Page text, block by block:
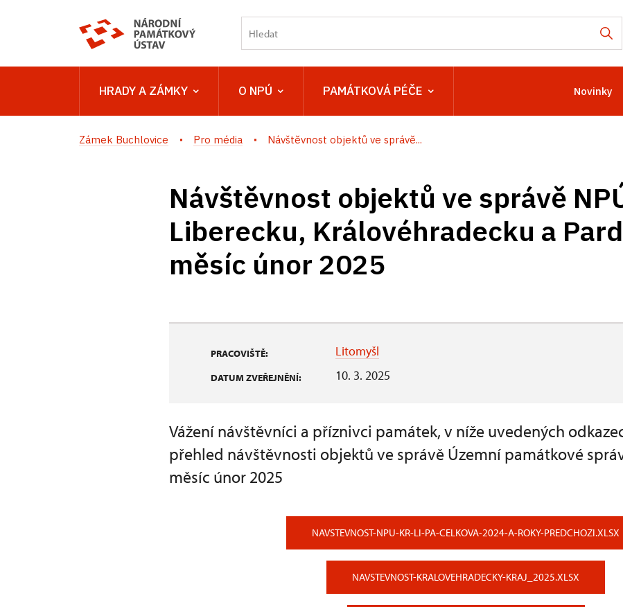
HRADY A ZÁMKY O NPÚ PAMÁTKOVÁ PÉČE Novinky
Zámek Buchlovice Pro média Návštěvnost objektů ve správě...
Návštěvnost objektů ve správě
Liberecku, Královéhradecku a
měsíc únor 2025
PRACOVIŠTĚ: Litomyšl
DATUM ZVEŘEJNĚNÍ: 10. 3. 2025
Vážení návštěvníci a příznivci památek, v níže uvedených
přehled návštěvnosti objektů ve správě Územní památkové
měsíc únor 2025
NAVSTEVNOST-NPU-KR-LI-PA-CELKOVA-2024-A-ROKY-PREDCHOZI.XLSX
NAVSTEVNOST-KRALOVEHRADECKY-KRAJ_2025.XLSX